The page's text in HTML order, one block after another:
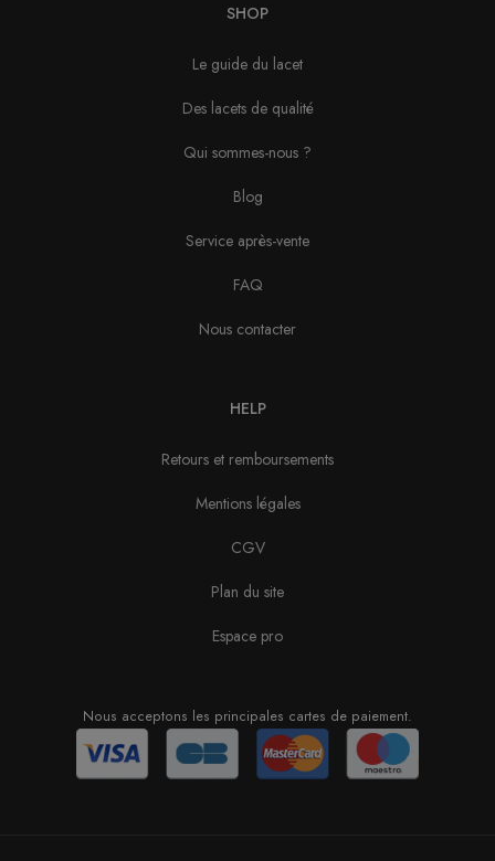
SHOP
Le guide du lacet
Des lacets de qualité
Qui sommes-nous ?
Blog
Service après-vente
FAQ
Nous contacter
HELP
Retours et remboursements
Mentions légales
CGV
Plan du site
Espace pro
Nous acceptons les principales cartes de paiement.